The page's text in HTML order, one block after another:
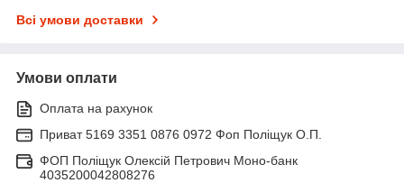
Всі умови доставки
Умови оплати
Оплата на рахунок
Приват 5169 3351 0876 0972 Фоп Поліщук О.П.
ФОП Поліщук Олексій Петрович Моно-банк
4035200042808276